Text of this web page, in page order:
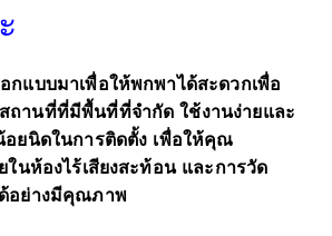
กแบบมาเพื่อให้พกพาได้สะดวกเพื่อ
ถานที่ที่มีพื้นที่ที่จำกัด ใช้งานง่ายและ
อยนิดในการติดตั้ง เพื่อให้คุณ
ในห้องไร้เสียงสะท้อน และการวัด
อย่างมีคุณภาพ